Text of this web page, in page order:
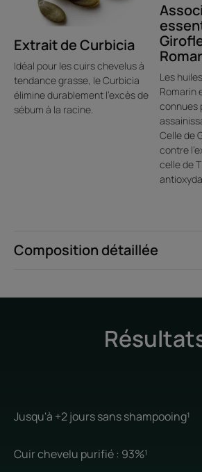
Composition détaillée
Extrait de Curbicia
Idéal pour les cuirs chevelus à
tendance grasse, le Curbicia
élimine durablement l'excès de
sébum à la racine.
Les
Romarin
connues
Celle de
contre
celle de
Jusqu'à +2 jours sans shampooing¹
Cuir chevelu purifié : 93%¹